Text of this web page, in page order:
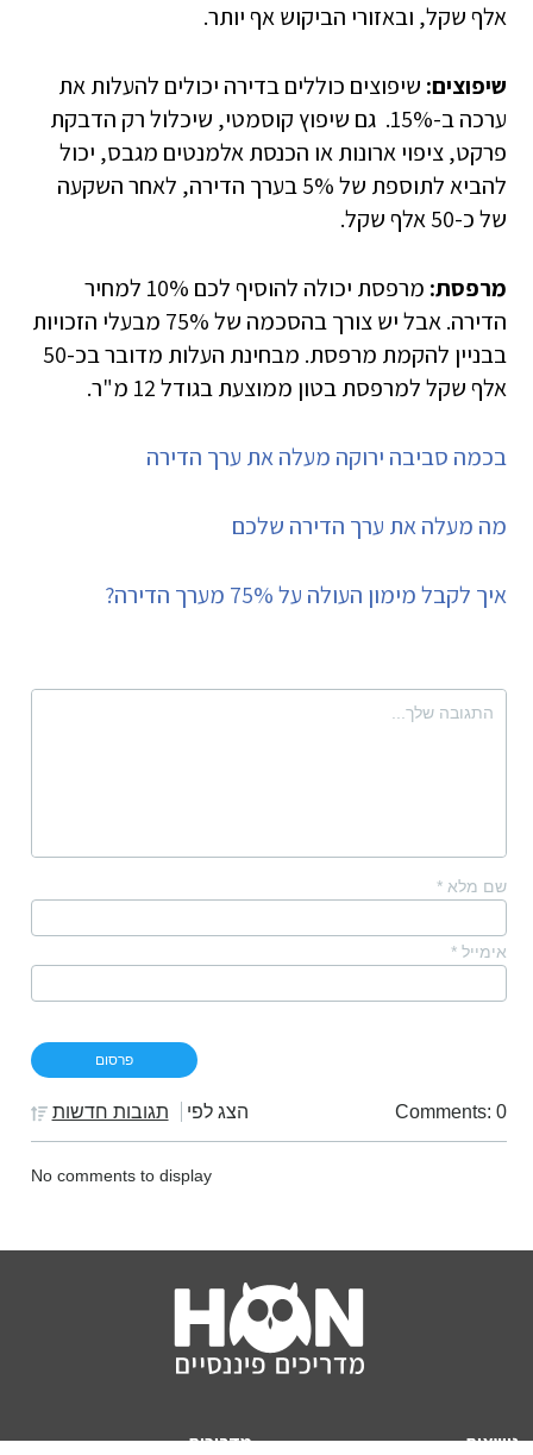
אלף שקל, ובאזורי הביקוש אף יותר.
שיפוצים: שיפוצים כוללים בדירה יכולים להעלות את
ערכה ב-15%. גם שיפוץ קוסמטי, שיכלול רק הדבקת
פרקט, ציפוי ארונות או הכנסת אלמנטים מגבס, יכול
להביא לתוספת של 5% בערך הדירה, לאחר השקעה
של כ-50 אלף שקל.
מרפסת:
מרפסת יכולה להוסיף לכם 10% למחיר
הדירה. אבל יש צורך בהסכמה של 75% מבעלי הזכויות
בבניין להקמת מרפסת. מבחינת העלות מדובר בכ-50
אלף שקל למרפסת בטון ממוצעת בגודל 12 מ"ר.
בכמה סביבה ירוקה מעלה את ערך הדירה
מה מעלה את ערך הדירה שלכם
איך לקבל מימון העולה על 75% מערך הדירה?
שם מלא *
אימייל *
Comments: 0 הצג לפי תגובות חדשות
No comments to display
נושאים מדריכים